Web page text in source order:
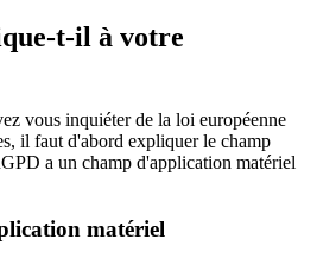
t-il à votre
vous inquiéter de la loi européenne
il faut d'abord expliquer le champ
a un champ d'application matériel
matériel